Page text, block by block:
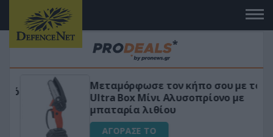
Μεταμόρφωσε τον κήπο σου με το
Ultra Box Μίνι Αλυσοπρίονο με
μπαταρία λιθίου
ΑΓΟΡΑΣΕ ΤΟ